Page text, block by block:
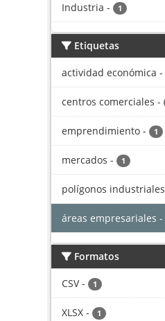
Industria - 1
Etiquetas
actividad económica -
centros comerciales -
emprendimiento - 1
mercados - 1
polígonos industriales
áreas empresariales -
Formatos
CSV - 1
XLSX - 1